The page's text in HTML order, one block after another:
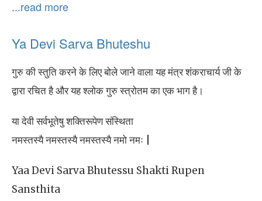
...read more
Ya Devi Sarva Bhuteshu
गुरु की स्तुति करने के लिए बोले जाने वाला यह मंत्र शंकराचार्य जी के
द्वारा रचित है और यह श्लोक गुरु स्त्रोतम का एक भाग है।
या देवी सर्वभूतेषु शक्तिरूपेण संस्थिता
नमस्तस्यै नमस्तस्यै नमस्तस्यै नमो नमः |
Yaa Devi Sarva Bhutessu Shakti Rupen
Sansthita